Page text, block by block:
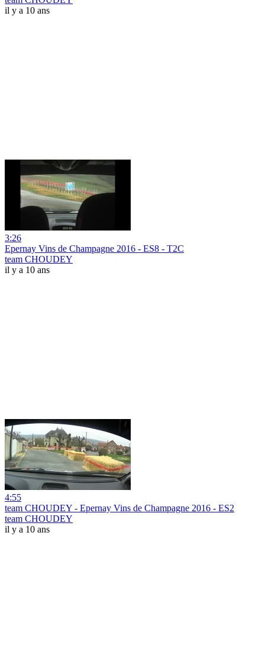
il y a 10 ans
3:26
Epernay Vins de Champagne 2016 - ES8 - T2C
team CHOUDEY
il y a 10 ans
4:55
team CHOUDEY - Epernay Vins de Champagne 2016 - ES2
team CHOUDEY
il y a 10 ans